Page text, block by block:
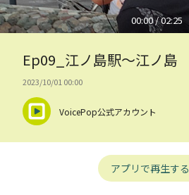
00:00 / 02:25
Ep09_江ノ島駅〜江ノ島
2023/10/01 00:00
VoicePop公式アカウント
アプリで再生する